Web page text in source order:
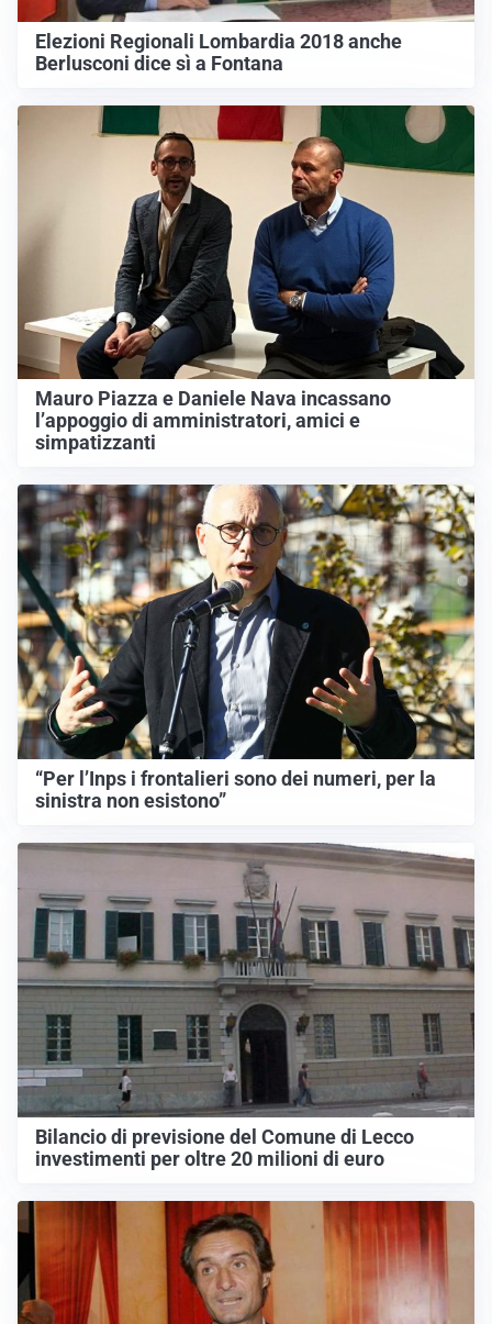
Elezioni Regionali Lombardia 2018 anche
Berlusconi dice sì a Fontana
Mauro Piazza e Daniele Nava incassano
l’appoggio di amministratori, amici e
simpatizzanti
“Per l’Inps i frontalieri sono dei numeri, per la
sinistra non esistono”
Bilancio di previsione del Comune di Lecco
investimenti per oltre 20 milioni di euro